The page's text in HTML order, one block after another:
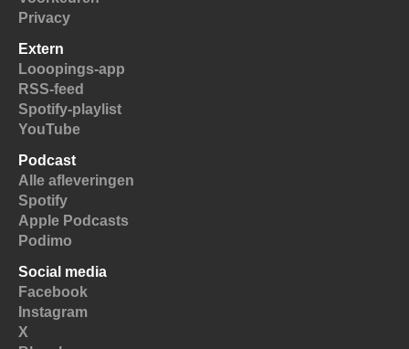
Privacy
Extern
Looopings-app
RSS-feed
Spotify-playlist
YouTube
Podcast
Alle afleveringen
Spotify
Apple Podcasts
Podimo
Social media
Facebook
Instagram
X